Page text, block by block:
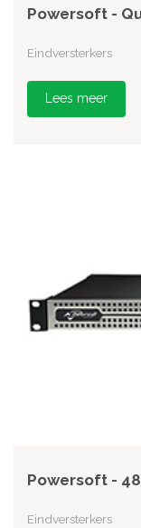
Powersoft -
Eindversterkers
Lees meer
Powersoft -
Eindversterkers